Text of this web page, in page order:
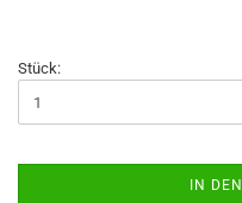
Stück:
IN